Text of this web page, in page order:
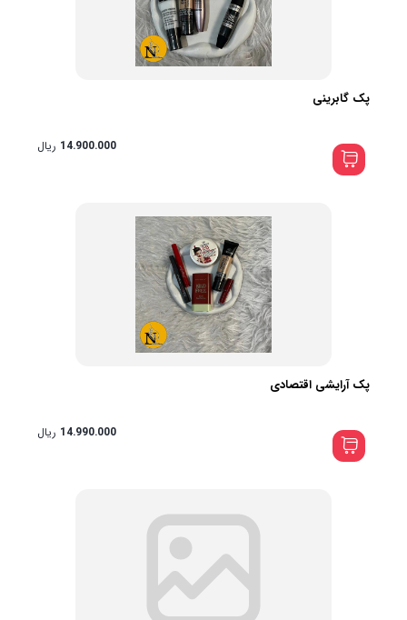
پک گابرینی
14.900.000 ریال
پک آرایشی اقتصادی
14.990.000 ریال